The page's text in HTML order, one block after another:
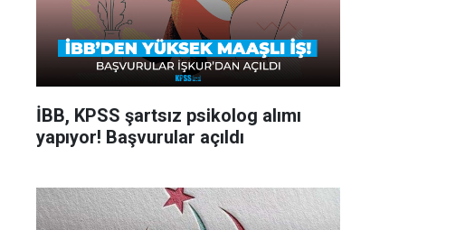
İBB, KPSS şartsız psikolog alımı
yapıyor! Başvurular açıldı